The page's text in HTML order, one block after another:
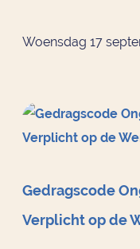
Woensdag 17
Gedragscode
Verplicht op de